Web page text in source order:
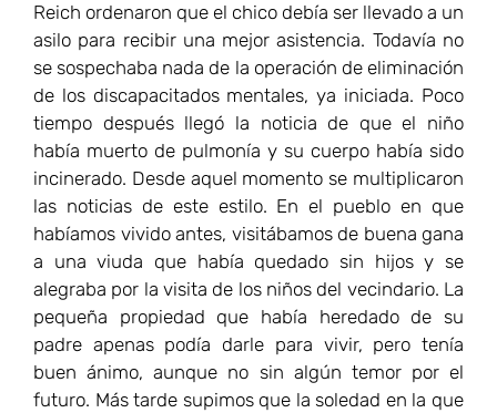
Reich ordenaron que el chico debía ser llevado a un
asilo para recibir una mejor asistencia. Todavía no
se sospechaba nada de la operación de eliminación
de los discapacitados mentales, ya iniciada. Poco
tiempo después llegó la noticia de que el niño
había muerto de pulmonía y su cuerpo había sido
incinerado. Desde aquel momento se multiplicaron
las noticias de este estilo. En el pueblo en que
habíamos vivido antes, visitábamos de buena gana
a una viuda que había quedado sin hijos y se
alegraba por la visita de los niños del vecindario. La
pequeña propiedad que había heredado de su
padre apenas podía darle para vivir, pero tenía
buen ánimo, aunque no sin algún temor por el
futuro. Más tarde supimos que la soledad en la que